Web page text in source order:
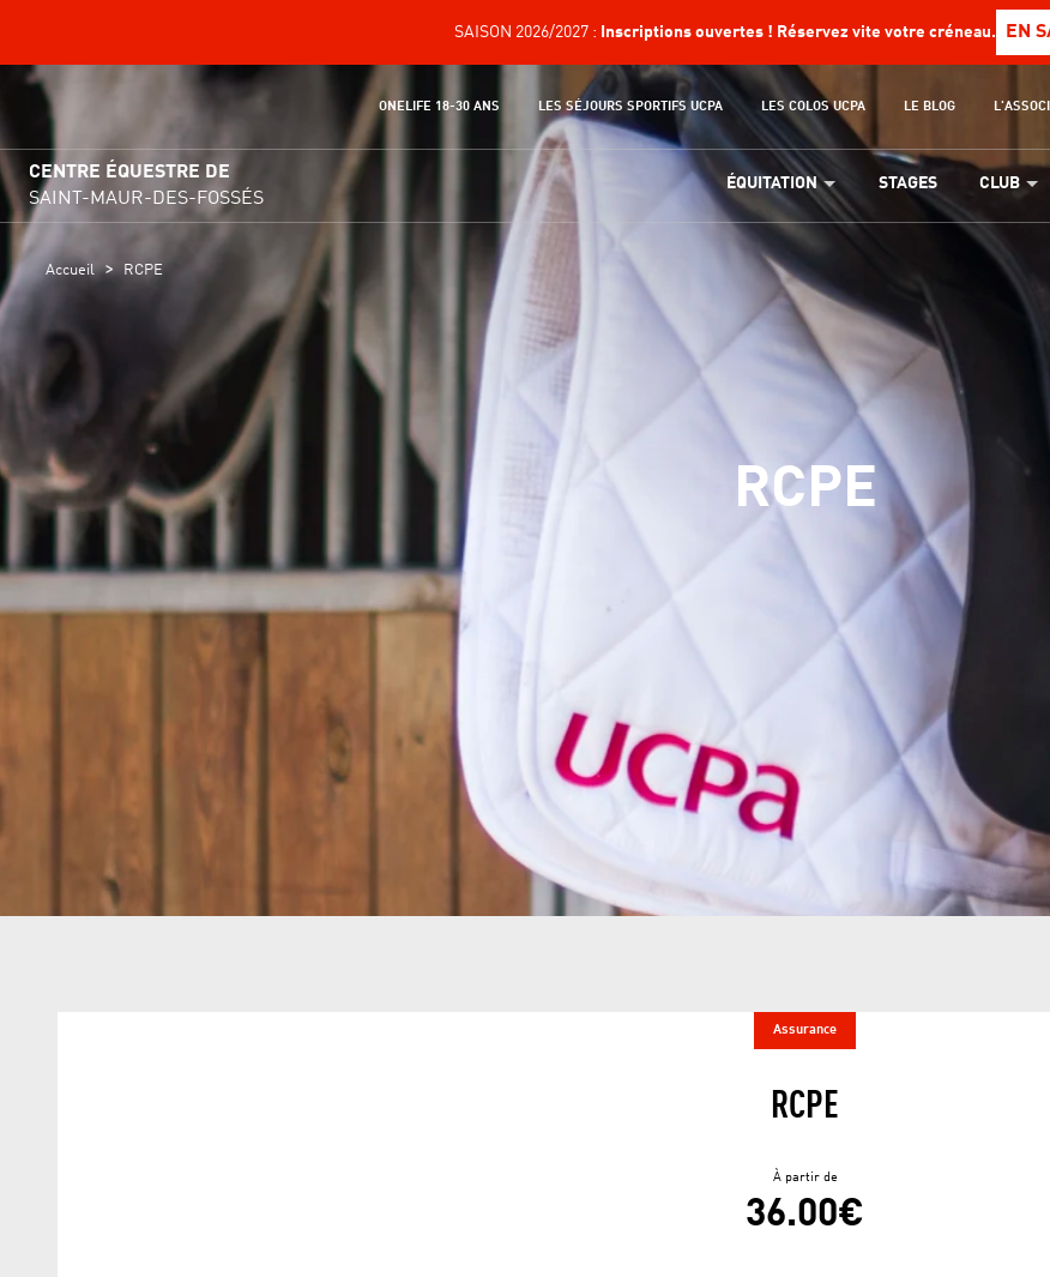
SAISON 2026/2027 : Inscriptions ouvertes ! Réservez vite votre créneau. EN
ONELIFE 18-30 ANS LES SÉJOURS SPORTIFS UCPA LES COLOS UCPA LE BLOG
CENTRE ÉQUESTRE DE
SAINT-MAUR-DES-FOSSÉS
ÉQUITATION STAGES CLUB
Accueil > RCPE
RCPE
Assurance
RCPE
À partir de
36.00€